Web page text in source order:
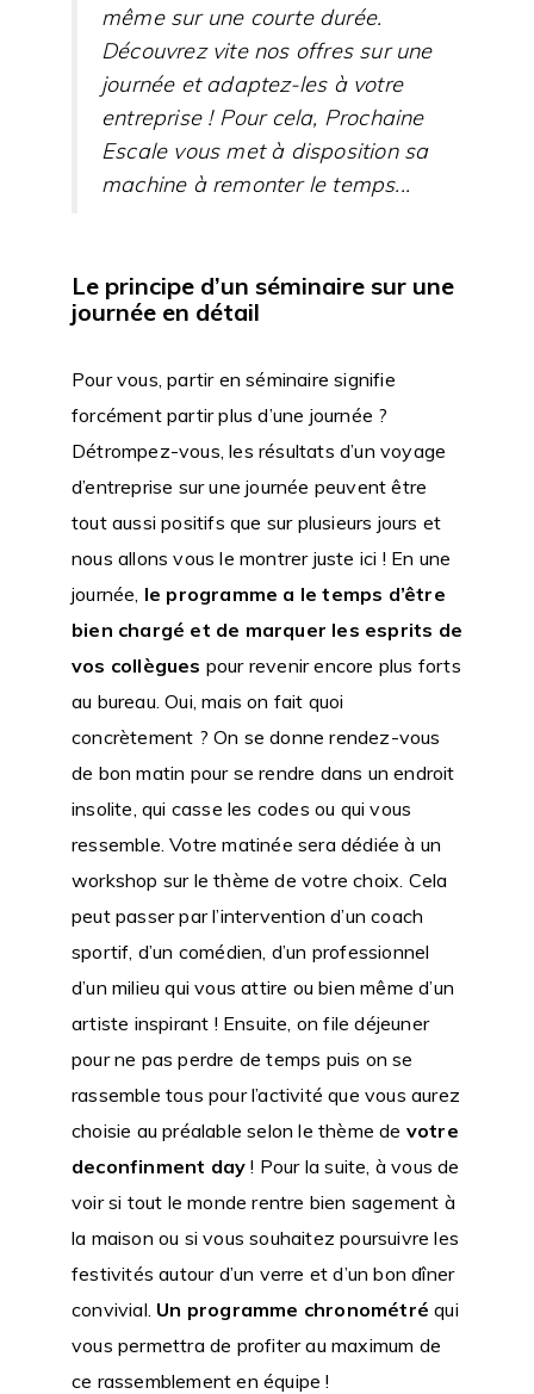
même sur une courte durée.
Découvrez vite nos offres sur une
journée et adaptez-les à votre
entreprise ! Pour cela, Prochaine
Escale vous met à disposition sa
machine à remonter le temps...
Le principe d’un séminaire sur une
journée en détail
Pour vous, partir en séminaire signifie
forcément partir plus d’une journée ?
Détrompez-vous, les résultats d’un voyage
d’entreprise sur une journée peuvent être
tout aussi positifs que sur plusieurs jours et
nous allons vous le montrer juste ici ! En une
journée, le programme a le temps d’être
bien chargé et de marquer les esprits de
vos collègues pour revenir encore plus forts
au bureau. Oui, mais on fait quoi
concrètement ? On se donne rendez-vous
de bon matin pour se rendre dans un endroit
insolite, qui casse les codes ou qui vous
ressemble. Votre matinée sera dédiée à un
workshop sur le thème de votre choix. Cela
peut passer par l’intervention d’un coach
sportif, d’un comédien, d’un professionnel
d’un milieu qui vous attire ou bien même d’un
artiste inspirant ! Ensuite, on file déjeuner
pour ne pas perdre de temps puis on se
rassemble tous pour l’activité que vous aurez
choisie au préalable selon le thème de votre
deconfinment day! Pour la suite, à vous de
voir si tout le monde rentre bien sagement à
la maison ou si vous souhaitez poursuivre les
festivités autour d’un verre et d’un bon dîner
convivial. Un programme chronométré qui
vous permettra de profiter au maximum de
ce rassemblement en équipe !